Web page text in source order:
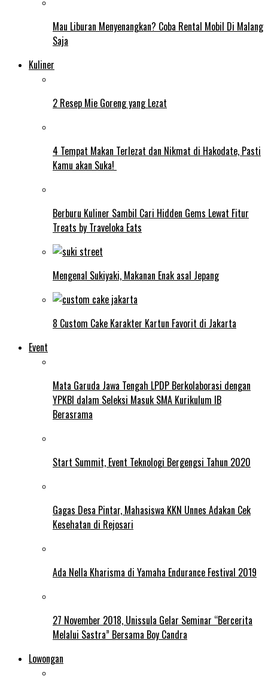
Mau Liburan Menyenangkan? Coba Rental Mobil Di Malang
Saja
Kuliner
2 Resep Mie Goreng yang Lezat
4 Tempat Makan Terlezat dan Nikmat di Hakodate, Pasti
Kamu akan Suka!
Berburu Kuliner Sambil Cari Hidden Gems Lewat Fitur
Treats by Traveloka Eats
Mengenal Sukiyaki, Makanan Enak asal Jepang
8 Custom Cake Karakter Kartun Favorit di Jakarta
Event
Mata Garuda Jawa Tengah LPDP Berkolaborasi dengan
YPKBI dalam Seleksi Masuk SMA Kurikulum IB
Berasrama
Start Summit, Event Teknologi Bergengsi Tahun 2020
Gagas Desa Pintar, Mahasiswa KKN Unnes Adakan Cek
Kesehatan di Rejosari
Ada Nella Kharisma di Yamaha Endurance Festival 2019
27 November 2018, Unissula Gelar Seminar “Bercerita
Melalui Sastra” Bersama Boy Candra
Lowongan